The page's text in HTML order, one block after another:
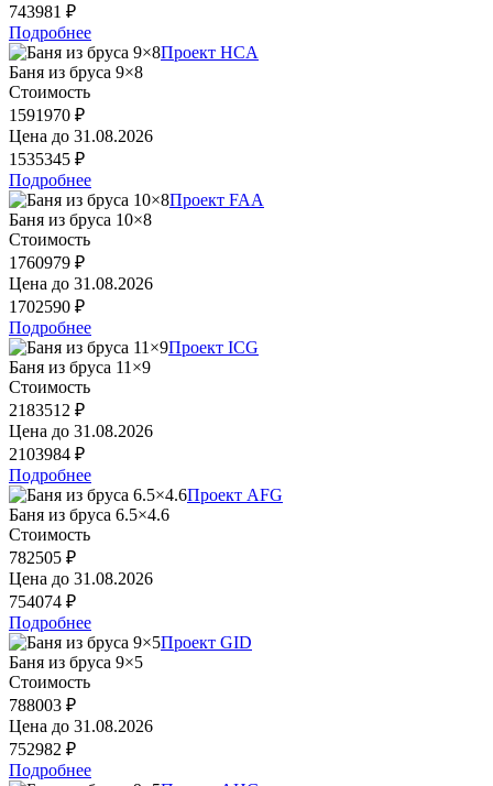
743981 ₽
Подробнее
Проект HCA
Баня из бруса 9×8
Стоимость
1591970 ₽
Цена до 31.08.2026
1535345 ₽
Подробнее
Проект FAA
Баня из бруса 10×8
Стоимость
1760979 ₽
Цена до 31.08.2026
1702590 ₽
Подробнее
Проект ICG
Баня из бруса 11×9
Стоимость
2183512 ₽
Цена до 31.08.2026
2103984 ₽
Подробнее
Проект AFG
Баня из бруса 6.5×4.6
Стоимость
782505 ₽
Цена до 31.08.2026
754074 ₽
Подробнее
Проект GID
Баня из бруса 9×5
Стоимость
788003 ₽
Цена до 31.08.2026
752982 ₽
Подробнее